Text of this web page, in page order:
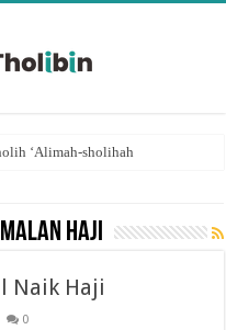
‘Alimah-sholihah
haji
Naik Haji
0